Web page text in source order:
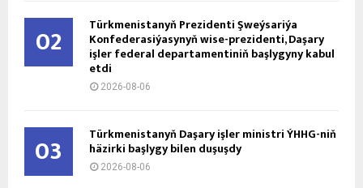
02 Türkmenistanyň Prezidenti Şweýsariýa
Konfederasiýasynyň wise-prezidenti, Daşary
işler federal departamentiniň başlygyny kabul
etdi
2026-08-06
03 Türkmenistanyň Daşary işler ministri ÝHHG-niň
häzirki başlygy bilen duşuşdy
2026-08-06